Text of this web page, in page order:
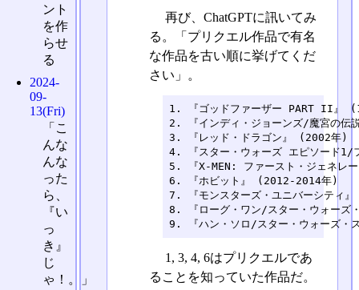
再び、ChatGPTに訊いてみ
る。「プリクエル作品で有名
な作品を古い順に挙げてくだ
さい」。
1. 『ゴッドファーザー PART II』
2. 『インディ・ジョーンズ/魔宮の
3. 『レッド・ドラゴン』 (2002年)
4. 『スター・ウォーズ エピソード1/
5. 『X-MEN: ファースト・ジェネレ
6. 『ホビット』 (2012-2014年)
7. 『モンスターズ・ユニバーシティ
8. 『ローグ・ワン/スター・ウォーズ
9. 『ハン・ソロ/スター・ウォーズ・
1, 3, 4, 6はプリクエルであ
ることを知っていた作品だ。
ント
を作
らせ
る
2024-
09-
13(Fri)
「こ
んな
んな
った
ら、
『い
っ
き』
じ
ゃ！。」